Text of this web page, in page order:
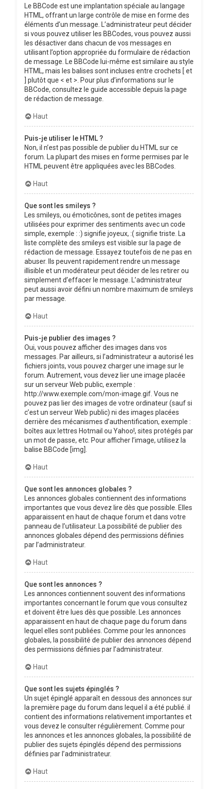
Le BBCode est une implantation spéciale au langage
HTML, offrant un large contrôle de mise en forme des
éléments d’un message. L’administrateur peut décider
si vous pouvez utiliser les BBCodes, vous pouvez aussi
les désactiver dans chacun de vos messages en
utilisant l’option appropriée du formulaire de rédaction
de message. Le BBCode lui-même est similaire au style
HTML, mais les balises sont incluses entre crochets [ et
] plutôt que < et >. Pour plus d’informations sur le
BBCode, consultez le guide accessible depuis la page
de rédaction de message.
Haut
Puis-je utiliser le HTML ?
Non, il n’est pas possible de publier du HTML sur ce
forum. La plupart des mises en forme permises par le
HTML peuvent être appliquées avec les BBCodes.
Haut
Que sont les smileys ?
Les smileys, ou émoticônes, sont de petites images
utilisées pour exprimer des sentiments avec un code
simple, exemple : :) signifie joyeux, :( signifie triste. La
liste complète des smileys est visible sur la page de
rédaction de message. Essayez toutefois de ne pas en
abuser. Ils peuvent rapidement rendre un message
illisible et un modérateur peut décider de les retirer ou
simplement d’effacer le message. L’administrateur
peut aussi avoir défini un nombre maximum de smileys
par message.
Haut
Puis-je publier des images ?
Oui, vous pouvez afficher des images dans vos
messages. Par ailleurs, si l’administrateur a autorisé les
fichiers joints, vous pouvez charger une image sur le
forum. Autrement, vous devez lier une image placée
sur un serveur Web public, exemple :
http://www.exemple.com/mon-image.gif. Vous ne
pouvez pas lier des images de votre ordinateur (sauf si
c’est un serveur Web public) ni des images placées
derrière des mécanismes d’authentification, exemple :
boîtes aux lettres Hotmail ou Yahoo!, sites protégés par
un mot de passe, etc. Pour afficher l’image, utilisez la
balise BBCode [img].
Haut
Que sont les annonces globales ?
Les annonces globales contiennent des informations
importantes que vous devez lire dès que possible. Elles
apparaissent en haut de chaque forum et dans votre
panneau de l’utilisateur. La possibilité de publier des
annonces globales dépend des permissions définies
par l’administrateur.
Haut
Que sont les annonces ?
Les annonces contiennent souvent des informations
importantes concernant le forum que vous consultez
et doivent être lues dès que possible. Les annonces
apparaissent en haut de chaque page du forum dans
lequel elles sont publiées. Comme pour les annonces
globales, la possibilité de publier des annonces dépend
des permissions définies par l’administrateur.
Haut
Que sont les sujets épinglés ?
Un sujet épinglé apparaît en dessous des annonces sur
la première page du forum dans lequel il a été publié. il
contient des informations relativement importantes et
vous devez le consulter régulièrement. Comme pour
les annonces et les annonces globales, la possibilité de
publier des sujets épinglés dépend des permissions
définies par l’administrateur.
Haut